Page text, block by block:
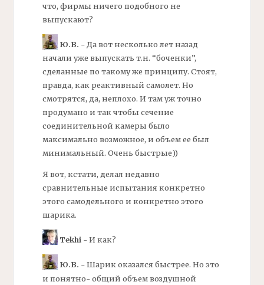
что, фирмы ничего подобного не
выпускают?
Ю.В. - Да вот несколько лет назад
начали уже выпускать т.н. “боченки”,
сделанные по такому же принципу. Стоят,
правда, как реактивный самолет. Но
смотрятся, да, неплохо. И там уж точно
продумано и так чтобы сечение
соединительной камеры было
максимально возможное, и объем ее был
минимальный. Очень быстрые))
Я вот, кстати, делал недавно
сравнительные испытания конкретно
этого самодельного и конкретно этого
шарика.
Tekhi- И как?
Ю.В. - Шарик оказался быстрее. Но это
и понятно- общий объем воздушной